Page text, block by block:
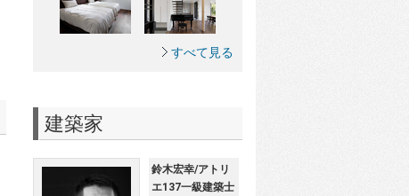
すべて見る
建築家
鈴木宏幸/アトリ
エ137一級建築士